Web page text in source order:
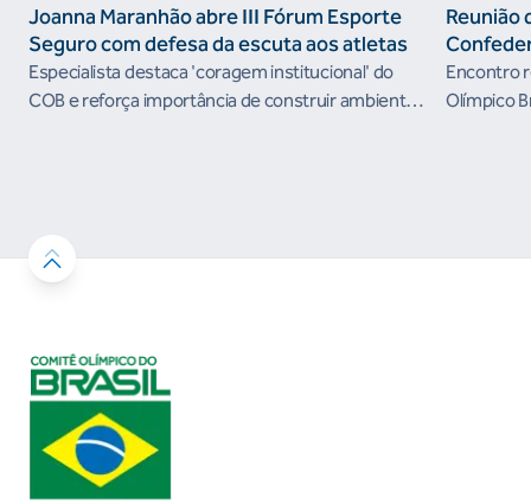
Joanna Maranhão abre III Fórum Esporte
Seguro com defesa da escuta aos atletas
Especialista destaca 'coragem institucional' do
COB e reforça importância de construir ambientes
Reunião
the
Encontro
Olímpico